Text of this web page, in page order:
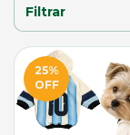
Filtrar
25%
OFF